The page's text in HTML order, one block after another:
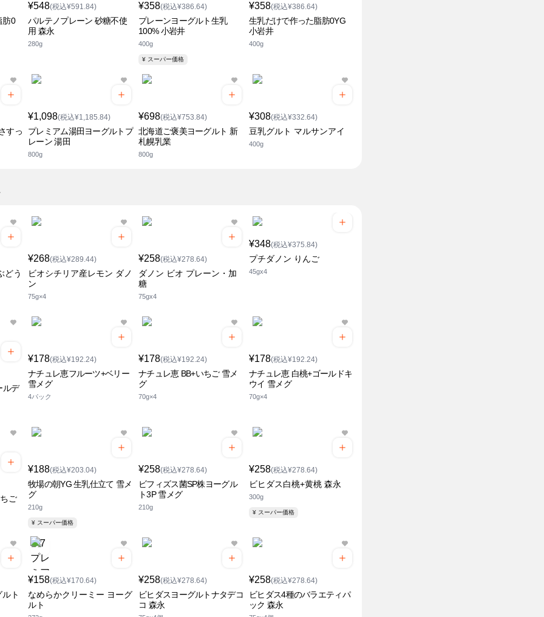
肪0
¥548(税込¥591.84)
パルテノプレーン 砂糖不使
用 森永
280g
¥358(税込¥386.64)
プレーンヨーグルト生乳
100% 小岩井
400g
¥ スーパー価格
¥358(税込¥386.64)
生乳だけで作った脂肪0YG
小岩井
400g
すっ
¥1,098(税込¥1,185.84)
プレミアム湯田ヨーグルトプ
レーン 湯田
800g
¥698(税込¥753.84)
北海道ご褒美ヨーグルト 新
札幌乳業
800g
¥308(税込¥332.64)
豆乳グルト マルサンアイ
400g
どう
¥268(税込¥289.44)
ビオシチリア産レモン ダノ
ン
75g×4
¥258(税込¥278.64)
ダノン ビオ プレーン・加
糖
75gx4
¥348(税込¥375.84)
プチダノン りんご
45gx4
ルデ
¥178(税込¥192.24)
ナチュレ恵フルーツ+ベリー
雪メグ
4パック
¥178(税込¥192.24)
ナチュレ恵 BB+いちご 雪メ
グ
70g×4
¥178(税込¥192.24)
ナチュレ恵 白桃+ゴールドキ
ウイ 雪メグ
70g×4
ご
¥188(税込¥203.04)
牧場の朝YG 生乳仕立て 雪メ
グ
210g
¥ スーパー価格
¥258(税込¥278.64)
ビフィズス菌SP株ヨーグル
ト3P 雪メグ
210g
¥258(税込¥278.64)
ビヒダス白桃+黄桃 森永
300g
¥ スーパー価格
ト
¥158(税込¥170.64)
なめらかクリーミー ヨーグ
ルト
¥258(税込¥278.64)
ビヒダスヨーグルトナタデコ
コ 森永
¥258(税込¥278.64)
ビヒダス4種のバラエティパ
ック 森永